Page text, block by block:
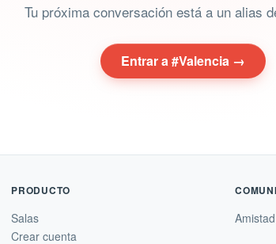
Tu próxima conversación está a un alias
Entrar a #Valencia →
PRODUCTO
Salas
Crear cuenta
Amistad